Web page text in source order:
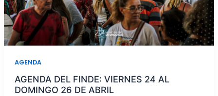
AGENDA
AGENDA DEL FINDE: VIERNES 24 AL
DOMINGO 26 DE ABRIL